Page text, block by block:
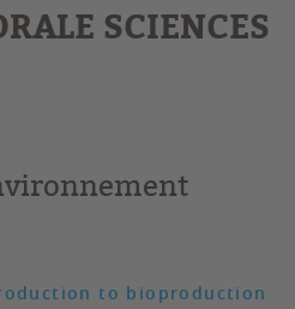
SCIENCES
to bioproduction